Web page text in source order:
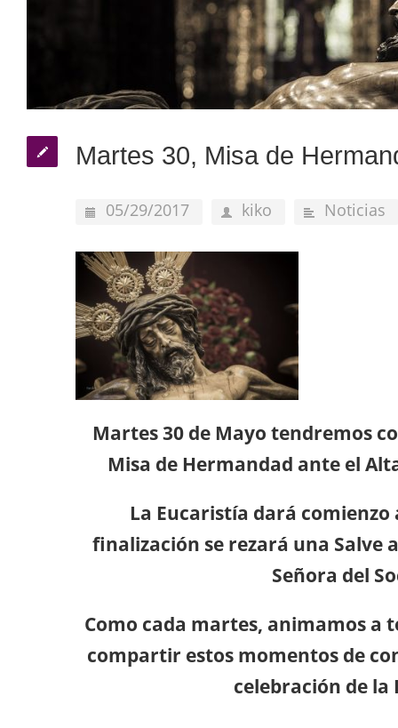
Martes 30, Misa de
05/29/2017 kiko Noticias
Martes 30 de Mayo tendremos
Misa de Hermandad ante el
La Eucaristía dará comienzo
finalización se rezará una Salve
Señora del
Como cada martes, animamos a
compartir estos momentos de
celebración de la